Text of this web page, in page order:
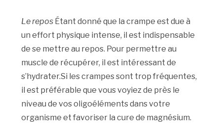
Le repos Étant donné que la crampe est due à
un effort physique intense, il est indispensable
de se mettre au repos. Pour permettre au
muscle de récupérer, il est intéressant de
s’hydrater.Si les crampes sont trop fréquentes,
il est préférable que vous voyiez de près le
niveau de vos oligoéléments dans votre
organisme et favoriser la cure de magnésium.